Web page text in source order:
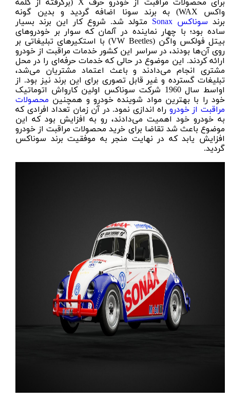
برای محصولات مراقبت از خودرو حرف X (برگرفته از کلمه
واکس WAX) به برند سونا اضافه گردید و بدین گونه
برند سوناکس Sonax متولد شد. شروع کار این برند بسیار
ساده بود؛ با چهار نماینده در آلمان که سوار بر خودروهای
بیتل فولکس واگن (VW Beetles) با استکیرهای تبلیغاتی بر
روی آن‌ها بودند، در سراسر این کشور خدمات مراقبت از خودرو
ارائه کردند. این موضوع در حالی که خدمات حرفه‌ای را در محل
مشتری انجام می‌دادند و باعث اعتماد مشتریان می‌شد،
تبلیغات گسترده و غیر قابل تصوری برای این برند نیز بود. از
اواسط سال 1960 شرکت سوناکس اولین کارواش اتوماتیک
خود را با بهترین مواد شوینده خودرو و همچنین محصولات
مراقبت از خودرو راه اندازی نمود. در آن زمان تعداد افرادی که
به خودرو خود اهمیت می‌دادند، رو به افزایش بود که این
موضوع باعث شد تقاضا برای خرید محصولات مراقبت از خودرو
افزایش یابد که در نهایت منجر به موفقیت برند سوناکس
گردید.